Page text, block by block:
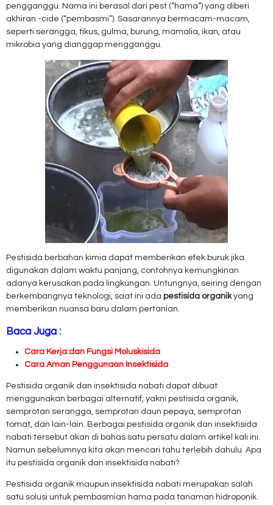
pengganggu. Nama ini berasal dari pest (“hama”) yang diberi
akhiran -cide (“pembasmi”). Sasarannya bermacam-macam,
seperti serangga, tikus, gulma, burung, mamalia, ikan, atau
mikrobia yang dianggap mengganggu.
Pestisida berbahan kimia dapat memberikan efek buruk jika
digunakan dalam waktu panjang, contohnya kemungkinan
adanya kerusakan pada lingkungan. Untungnya, seiring dengan
berkembangnya teknologi, saat ini ada pestisida organikyang
memberikan nuansa baru dalam pertanian.
Baca Juga :
Cara Kerja dan Fungsi Moluskisida
Cara Aman Penggunaan Insektisida
Pestisida organik dan insektisida nabati dapat dibuat
menggunakan berbagai alternatif, yakni pestisida organik,
semprotan serangga, semprotan daun pepaya, semprotan
tomat, dan lain-lain. Berbagai pestisida organik dan insektisida
nabati tersebut akan di bahas satu persatu dalam artikel kali ini.
Namun sebelumnya kita akan mencari tahu terlebih dahulu. Apa
itu pestisida organik dan insektisida nabati?
Pestisida organik maupun insektisida nabati merupakan salah
satu solusi untuk pembasmian hama pada tanaman hidroponik.